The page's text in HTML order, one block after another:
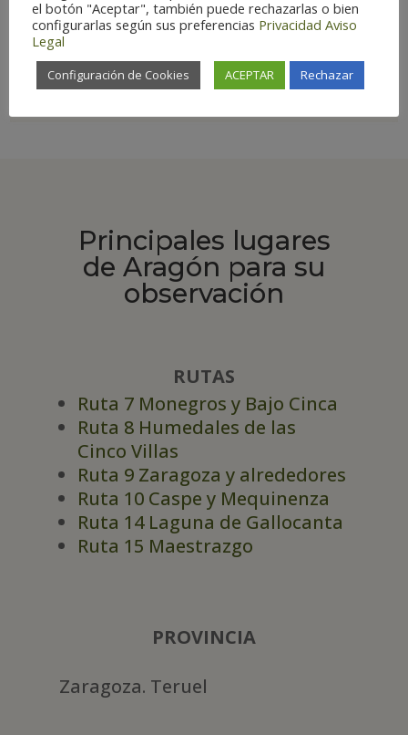

Ave estrella
Principales lugares
de Aragón para su
observación
RUTAS
Ruta 7 Monegros y Bajo Cinca
Ruta 8 Humedales de las
Cinco Villas
Ruta 9 Zaragoza y alrededores
Ruta 10 Caspe y Mequinenza
Ruta 14 Laguna de Gallocanta
Ruta 15 Maestrazgo
PROVINCIA
Zaragoza. Teruel
el botón "Aceptar", también puede rechazarlas o bien
configurarlas según sus preferencias Privacidad Aviso
Legal
Configuración de Cookies ACEPTAR Rechazar